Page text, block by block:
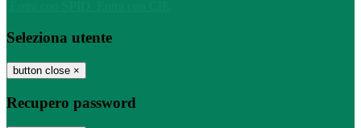
Seleziona utente
button close ×
Recupero password